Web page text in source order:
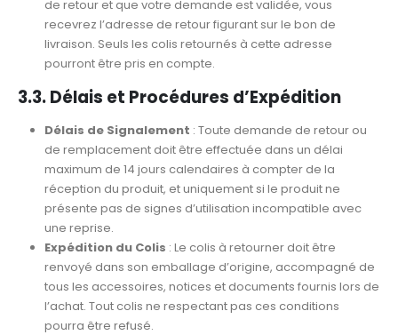
de retour et que votre demande est validée, vous
recevrez l’adresse de retour figurant sur le bon de
livraison. Seuls les colis retournés à cette adresse
pourront être pris en compte.
3.3. Délais et Procédures d’Expédition
Délais de Signalement : Toute demande de retour ou
de remplacement doit être effectuée dans un délai
maximum de 14 jours calendaires à compter de la
réception du produit, et uniquement si le produit ne
présente pas de signes d’utilisation incompatible avec
une reprise.
Expédition du Colis : Le colis à retourner doit être
renvoyé dans son emballage d’origine, accompagné de
tous les accessoires, notices et documents fournis lors de
l’achat. Tout colis ne respectant pas ces conditions
pourra être refusé.